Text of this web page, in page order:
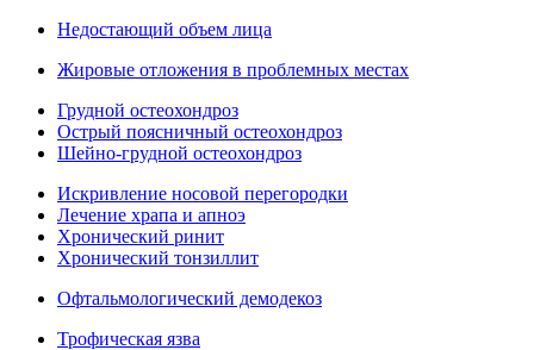
Недостающий объем лица
Жировые отложения в проблемных местах
Грудной остеохондроз
Острый поясничный остеохондроз
Шейно-грудной остеохондроз
Искривление носовой перегородки
Лечение храпа и апноэ
Хронический ринит
Хронический тонзиллит
Офтальмологический демодекоз
Трофическая язва